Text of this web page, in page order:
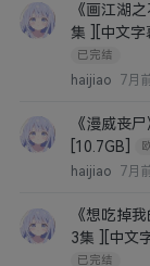
《画江湖
集 ][中文字
已完结
haijiao 7月
《漫威丧
[10.7GB]
haijiao 7月
《想吃掉
3集 ][中文
已完结